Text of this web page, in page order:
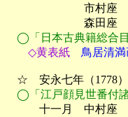
市村座
森田座
◯「日本古典籍総合目
◇黄表紙 鳥居清満
☆　安永七年（1778）
◯「江戸顔見世番付諸
十一月　中村座